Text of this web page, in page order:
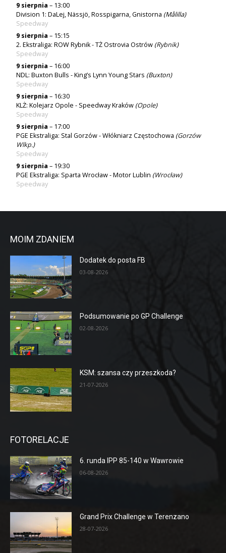
9 sierpnia – 13:00
Division 1: DaLej, Nässjö, Rosspigarna, Gnistorna (Målilla)
Speedway
9 sierpnia – 15:15
2. Ekstraliga: ROW Rybnik - TŻ Ostrovia Ostrów (Rybnik)
Speedway
9 sierpnia – 16:00
NDL: Buxton Bulls - King’s Lynn Young Stars (Buxton)
Speedway
9 sierpnia – 16:30
KLŻ: Kolejarz Opole - Speedway Kraków (Opole)
Speedway
9 sierpnia – 17:00
PGE Ekstraliga: Stal Gorzów - Włókniarz Częstochowa (Gorzów
Wlkp.)
Speedway
9 sierpnia – 19:30
PGE Ekstraliga: Sparta Wrocław - Motor Lublin (Wrocław)
Speedway
MOIM ZDANIEM
Dodatek do posta FB
03-08-2026
Podsumowanie po GP Challenge
02-08-2026
KSM: szansa czy przeszkoda?
21-07-2026
FOTORELACJE
6. runda IPP 85-140 w Wawrowie
06-08-2026
Grand Prix Challenge w Terenzano
28-07-2026